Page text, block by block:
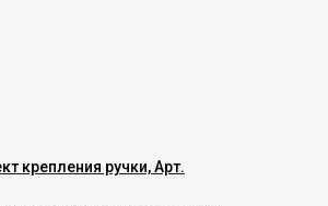
крепления ручки, Арт.